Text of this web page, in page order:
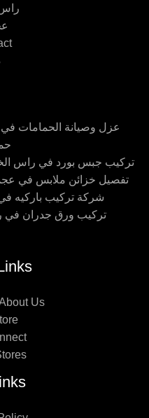
راس
تركيب جبس بورد في راس الخيمة |0569660143|
تفصيل خزائن ملابس في عجمان |0569660143|
شركة تركيب باركيه في ام
تركيب ورق جدران في راس
Us